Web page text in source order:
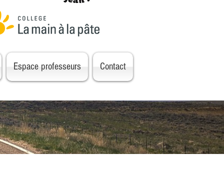
Espace professeurs Contact